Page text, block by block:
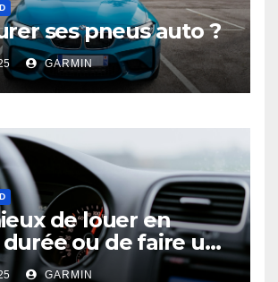
ses pneus auto ?
GARMIN
de louer en
ou de faire un
auto ?
GARMIN